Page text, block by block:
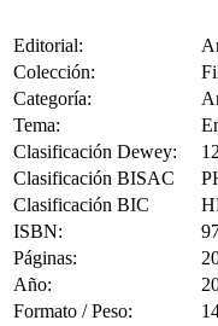
Editorial:
Colección:
Categoría:
Tema:
Clasificación Dewey:
Clasificación BISAC
Clasificación BIC
ISBN:
Páginas:
Año:
Formato / Peso: